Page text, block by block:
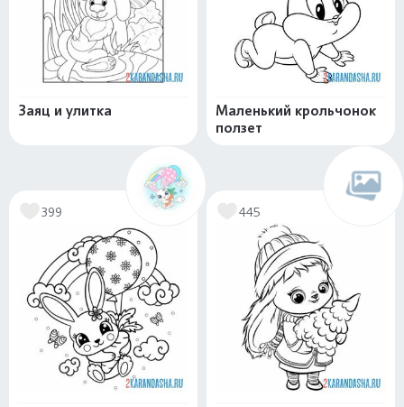
Заяц и улитка
Маленький крольчонок
ползет
399 445